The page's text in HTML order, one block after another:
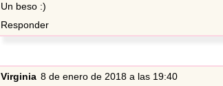
Un beso :)
Responder
Virginia 8 de enero de 2018 a las 19:40